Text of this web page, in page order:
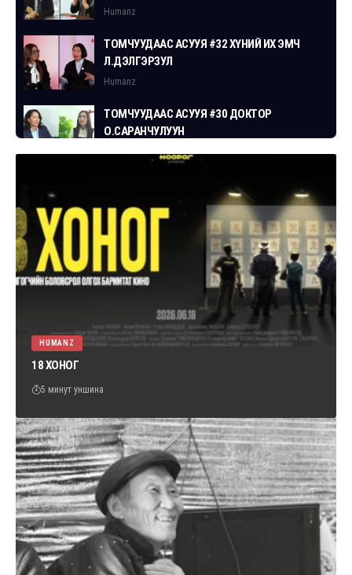
Humanz
ТОМЧУУДААС АСУУЯ #32 ХҮНИЙ ИХ ЭМЧ
Л.ДЭЛГЭРЗУЛ
Humanz
ТОМЧУУДААС АСУУЯ #30 ДОКТОР
О.САРАНЧУЛУУН
Humanz
ТОМЧУУДААС АСУУЯ #29 СГЗ С.ЦОГТБАЯР
Humanz
ТОМЧУУДААС АСУУЯ #28 ХУУЛЬЧ
Г.ЭРДЭНЭБАТ
Humanz
HUMANZ
18 ХОНОГ
5 минут уншина